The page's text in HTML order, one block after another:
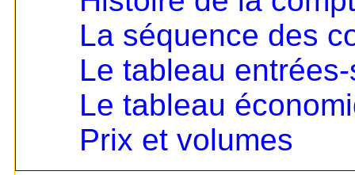
La séquence des
Le tableau
Le tableau
Prix et volumes